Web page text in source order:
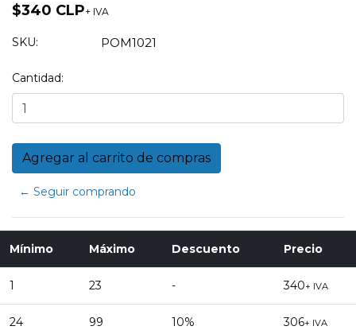
$340 CLP+ IVA
SKU: POM1021
Cantidad:
← Seguir comprando
Mínimo Máximo Descuento Precio
1 23 - 340+ IVA
24 99 10% 306+ IVA